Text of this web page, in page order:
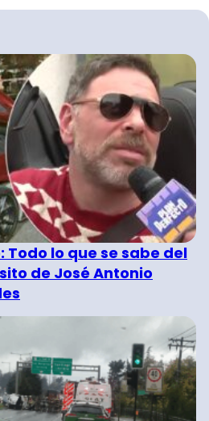
lo que se sabe del
de José Antonio